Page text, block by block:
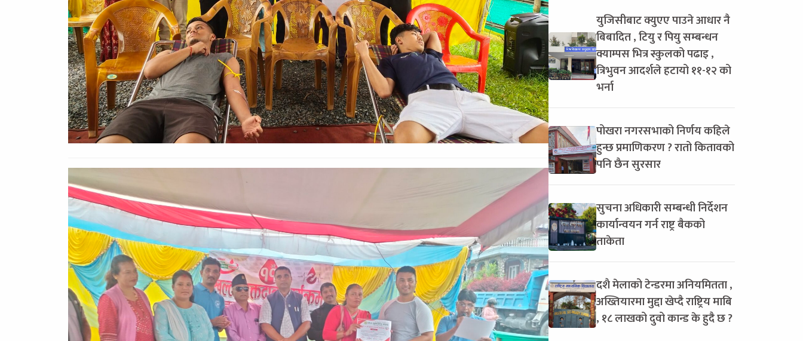
युजिसीबाट क्युएए पाउने आधार नै
बिबादित , टियु र पियु सम्बन्धन
क्याम्पस भित्र स्कुलको पढाइ ,
त्रिभुवन आदर्शले हटायो ११-१२ को
भर्ना
पोखरा नगरसभाको निर्णय कहिले
हुन्छ प्रमाणिकरण ? रातो कितावको
पनि छैन सुरसार
सुचना अधिकारी सम्बन्धी निर्देशन
कार्यान्वयन गर्न राष्ट्र बैकको
ताकेता
दशै मेलाको टेन्डरमा अनियमितता ,
अख्तियारमा मुद्दा खेप्दै राष्ट्रिय माबि
, १८ लाखको दुवो कान्ड के हुदै छ ?